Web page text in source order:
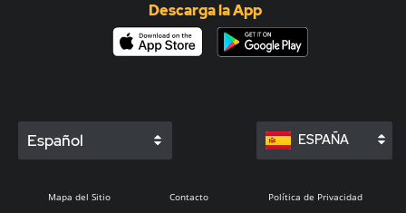
Descarga la App
Español ESPAÑA
Mapa del Sitio Contacto Política de Privacidad